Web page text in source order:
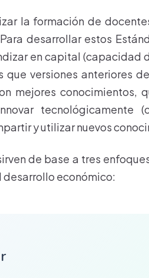
la formación de
desarrollar estos
en capital (capacidad
versiones anteriores
mejores conocimientos,
tecnológicamente
y utilizar nuevos
de base a tres
desarrollo económico: